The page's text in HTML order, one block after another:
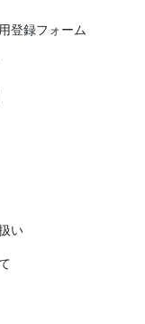
登録フォーム
い